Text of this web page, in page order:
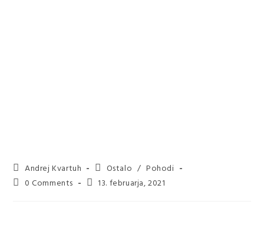
Andrej Kvartuh Ostalo / Pohodi
0 Comments
13. februarja, 2021